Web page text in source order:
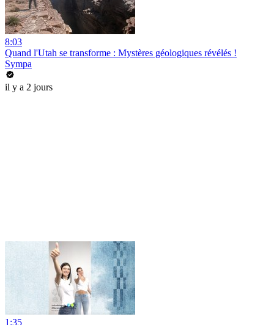
8:03
Quand l'Utah se transforme : Mystères géologiques révélés !
Sympa
il y a 2 jours
1:35